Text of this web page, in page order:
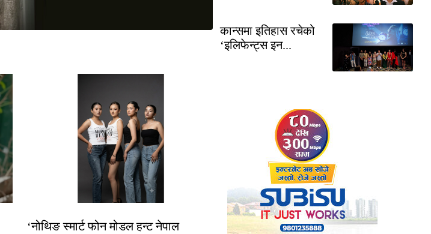
‘नोथिङ स्मार्ट फोन मोडल हन्ट नेपाल
कान्समा इतिहास रचेको
‘इलिफेन्ट्स इन...